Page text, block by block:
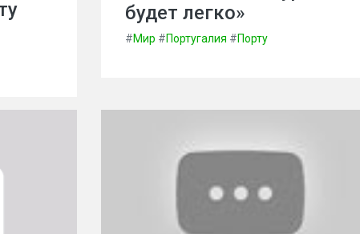
будет легко»
#Мир #Португалия #Порту